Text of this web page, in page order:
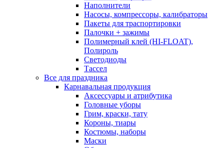
Наполнители
Насосы, компрессоры, калибраторы
Пакеты для траспортировки
Палочки + зажимы
Полимерный клей (HI-FLOAT),
Полироль
Светодиоды
Тассел
Все для праздника
Карнавальная продукция
Аксессуары и атрибутика
Головные уборы
Грим, краски, тату
Короны, тиары
Костюмы, наборы
Маски